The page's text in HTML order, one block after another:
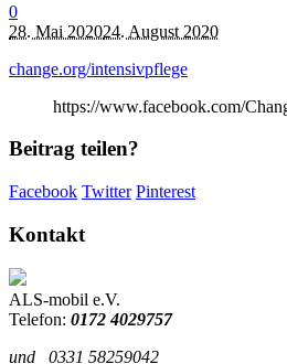
0
28. Mai 202024. August 2020
change.org/intensivpflege
https://www.facebook.com/
Beitrag teilen?
Facebook Twitter Pinterest
Kontakt
ALS-mobil e.V.
Telefon: 0172 4029757
und 0331 58259042